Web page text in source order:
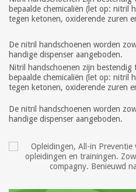
bepaalde chemicaliën (let op: nitril
tegen ketonen, oxiderende zuren
De nitril handschoenen worden
handige dispenser aangeboden.
Nitril handschoenen zijn
bepaalde chemicaliën (let op: nitril
tegen ketonen, oxiderende zuren
De nitril handschoenen worden
handige dispenser aangeboden.